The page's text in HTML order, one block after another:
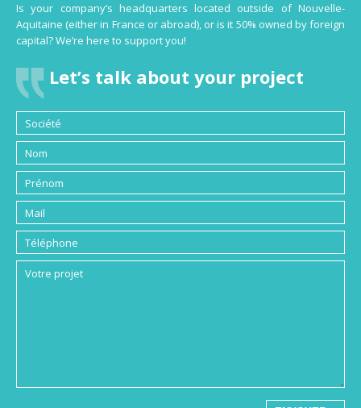
Is your company’s headquarters located outside of Nouvelle-
Aquitaine (either in France or abroad), or is it 50% owned by foreign
capital? We’re here to support you!
Let’s talk about your project